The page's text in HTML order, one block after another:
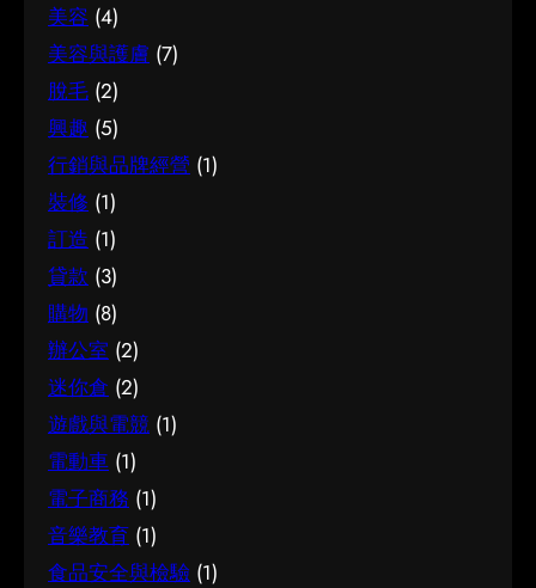
美容 (4)
美容與護膚 (7)
脫毛 (2)
興趣 (5)
行銷與品牌經營 (1)
裝修 (1)
訂造 (1)
貸款 (3)
購物 (8)
辦公室 (2)
迷你倉 (2)
遊戲與電競 (1)
電動車 (1)
電子商務 (1)
音樂教育 (1)
食品安全與檢驗 (1)